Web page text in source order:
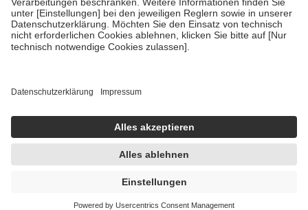
GKV getragen werden
• empfohlenen Schutzimpfungen
• Harn- und Blutteststreifen
getroffen, um sicherzustellen, dass es sich um echte Bewertungen
https://help.etrusted.com/hc/de/articles/4419944605341
Einige Bilder und Inhalte wurden unter Zuhilfenahme künstlicher